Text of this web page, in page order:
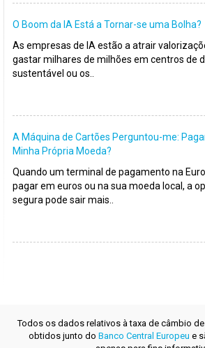
O Boom da IA Está a Tornar-se uma Bolha?
As empresas de IA estão a atrair
gastar milhares de milhões em centros de
sustentável ou os..
A Máquina de Cartões Perguntou-me:
Minha Própria Moeda?
Quando um terminal de pagamento na
pagar em euros ou na sua moeda local, a
segura pode sair mais..
Todos os dados relativos à taxa de câmbio
obtidos junto do Banco Central Europeu e